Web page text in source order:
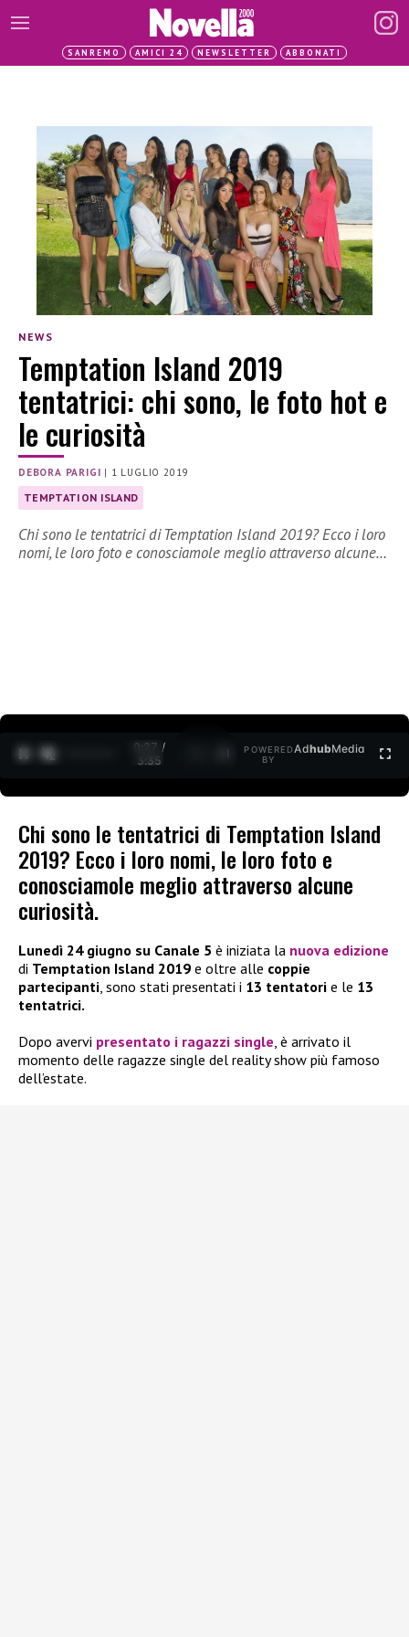
SANREMO AMICI 24 NEWSLETTER ABBONATI
NEWS
Temptation Island 2019
tentatrici: chi sono, le foto hot e
le curiosità
DEBORA PARIGI | 1 LUGLIO 2019
TEMPTATION ISLAND
Chi sono le tentatrici di Temptation Island 2019? Ecco i loro
nomi, le loro foto e conosciamole meglio attraverso alcune…
0:28 /
3:35
POWERED
BY
AdhubMedia
Chi sono le tentatrici di Temptation Island
2019? Ecco i loro nomi, le loro foto e
conosciamole meglio attraverso alcune
curiosità.
Lunedì 24 giugno su Canale 5 è iniziata la nuova edizione
di Temptation Island 2019 e oltre alle coppie
partecipanti, sono stati presentati i 13 tentatori e le 13
tentatrici.
Dopo avervi presentato i ragazzi single, è arrivato il
momento delle ragazze single del reality show più famoso
dell’estate.